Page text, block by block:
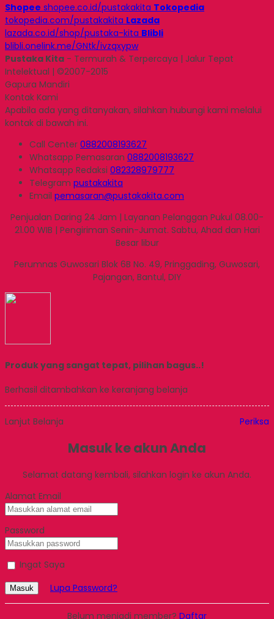
Shopee shopee.co.id/pustakakita Tokopedia
tokopedia.com/pustakakita Lazada
lazada.co.id/shop/pustaka-kita Blibli
blibli.onelink.me/GNtk/ivzqxypw
Pustaka Kita - Termurah & Terpercaya | Jalur Tepat
Intelektual | ©2007-2015
Gapura Mandiri
Kontak Kami
Apabila ada yang ditanyakan, silahkan hubungi kami melalui
kontak di bawah ini.
Call Center 0882008193627
Whatsapp Pemasaran 0882008193627
Whatsapp Redaksi 082328979777
Telegram pustakakita
Email pemasaran@pustakakita.com
Penjualan Daring 24 Jam | Layanan Pelanggan Pukul 08.00-
21.00 WIB | Pengiriman Senin-Jumat. Sabtu, Ahad dan Hari
Besar libur
Perumnas Guwosari Blok 6B No. 49, Pringgading, Guwosari,
Pajangan, Bantul, DIY
Produk yang sangat tepat, pilihan bagus..!
Berhasil ditambahkan ke keranjang belanja
Lanjut Belanja Periksa
Masuk ke akun Anda
Selamat datang kembali, silahkan login ke akun Anda.
Alamat Email
Password
Ingat Saya
Masuk Lupa Password?
Belum menjadi member? Daftar